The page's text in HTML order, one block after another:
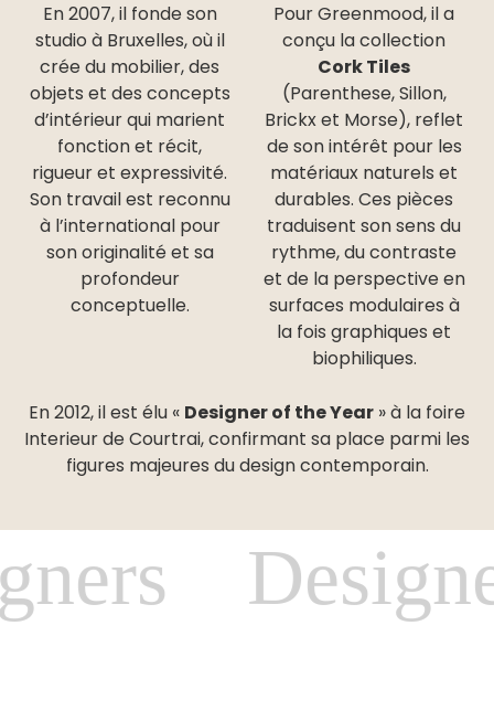
En 2007, il fonde son
studio à Bruxelles, où il
crée du mobilier, des
objets et des concepts
d’intérieur qui marient
fonction et récit,
rigueur et expressivité.
Son travail est reconnu
à l’international pour
son originalité et sa
profondeur
conceptuelle.
Pour Greenmood, il a
conçu la collection
Cork Tiles
(Parenthese, Sillon,
Brickx et Morse), reflet
de son intérêt pour les
matériaux naturels et
durables. Ces pièces
traduisent son sens du
rythme, du contraste
et de la perspective en
surfaces modulaires à
la fois graphiques et
biophiliques.
En 2012, il est élu « Designer of the Year » à la foire
Interieur de Courtrai, confirmant sa place parmi les
figures majeures du design contemporain.